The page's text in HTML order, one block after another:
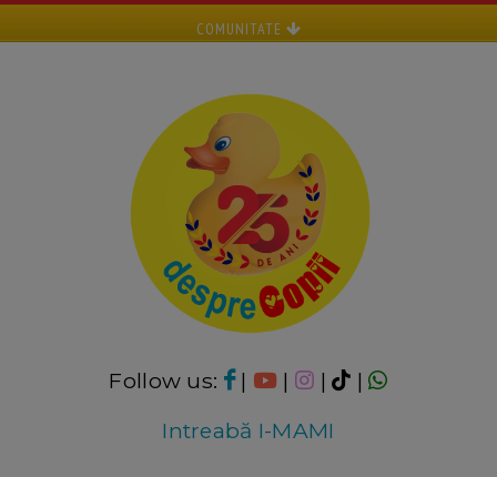
COMUNITATE
Follow us: | | |
|
Intreabă I-MAMI